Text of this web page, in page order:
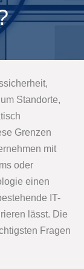
Standorte,
Grenzen
mit
oder
einen
IT-
lässt. Die
Fragen